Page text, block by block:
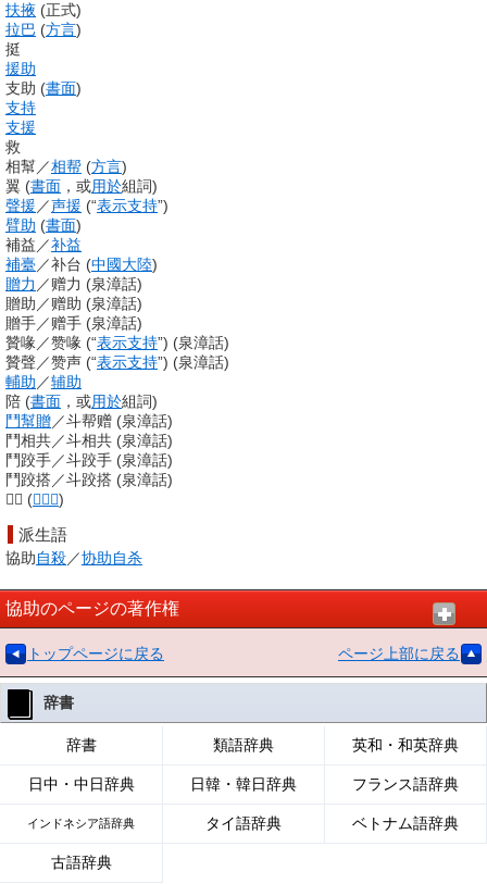
扶掖 (正式)
拉巴 (方言)
挺
援助
支助 (書面)
支持
支援
救
相幫／相帮 (方言)
翼 (書面 ，或用於組詞)
聲援 ／声援 (“表示支持”)
臂助 (書面)
補益 ／补益
補臺／补台 (中國大陸)
贈力 ／赠力 (泉漳話)
贈助 ／赠助 (泉漳話)
贈手／赠手 (泉漳話)
贊喙 ／赞喙 (“表示支持”) (泉漳話)
贊聲／赞声 (“表示支持”) (泉漳話)
輔助 ／辅助
陪 (書面 ，或用於組詞)
鬥幫贈／斗帮赠 (泉漳話)
鬥相共／斗相共 (泉漳話)
鬥跤手／斗跤手 (泉漳話)
鬥跤搭 ／斗跤搭 (泉漳話)
𢯭手 (客家語)
派生語
協助自殺／协助自杀
協助のページの著作権
トップページに戻る ページ上部に戻る
辞書
辞書 類語辞典 英和・和英辞典
日中・中日辞典 日韓・韓日辞典 フランス語辞典
インドネシア語辞典 タイ語辞典 ベトナム語辞典
古語辞典